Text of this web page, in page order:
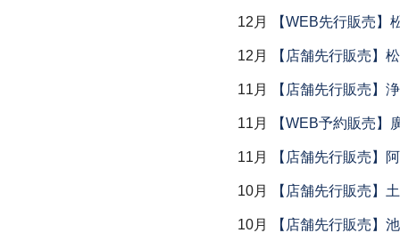
12月 【WEB先行販売】
12月 【店舗先行販売】
11月 【店舗先行販売】
11月 【WEB予約販売】
11月 【店舗先行販売】
10月 【店舗先行販売】
10月 【店舗先行販売】